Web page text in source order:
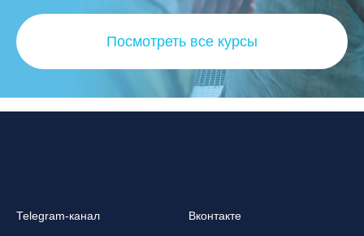
Посмотреть все курсы
Telegram-канал Вконтакте